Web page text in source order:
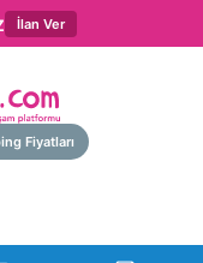
İlan Ver
Fiyatları